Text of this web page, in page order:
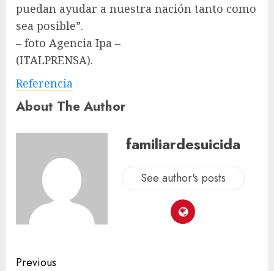
puedan ayudar a nuestra nación tanto como
sea posible”.
– foto Agencia Ipa –
(ITALPRENSA).
Referencia
About The Author
familiardesuicida
See author's posts
Previous